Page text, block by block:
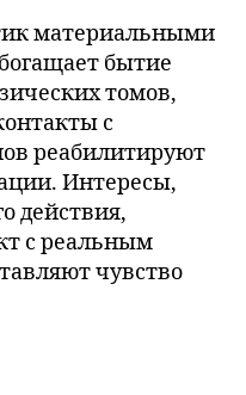
материальными
бытие
томов,
с
реабилитируют
Интересы,
действия,
с реальным
чувство